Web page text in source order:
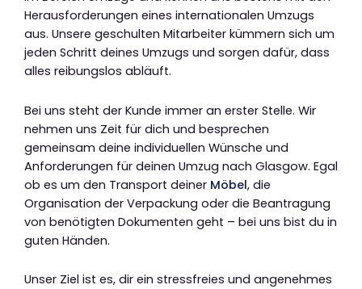
Herausforderungen eines internationalen Umzugs
aus. Unsere geschulten Mitarbeiter kümmern sich um
jeden Schritt deines Umzugs und sorgen dafür, dass
alles reibungslos abläuft.
Bei uns steht der Kunde immer an erster Stelle. Wir
nehmen uns Zeit für dich und besprechen
gemeinsam deine individuellen Wünsche und
Anforderungen für deinen Umzug nach Glasgow. Egal
ob es um den Transport deiner Möbel, die
Organisation der Verpackung oder die Beantragung
von benötigten Dokumenten geht – bei uns bist du in
guten Händen.
Unser Ziel ist es, dir ein stressfreies und angenehmes